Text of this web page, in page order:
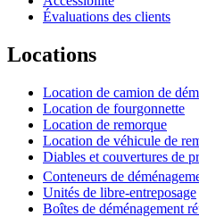
Évaluations des clients
Locations
Location de camion de
Location de fourgonnette
Location de remorque
Location de véhicule de
Diables et couvertures de
Conteneurs de
Unités de libre-entreposage
Boîtes de déménagement